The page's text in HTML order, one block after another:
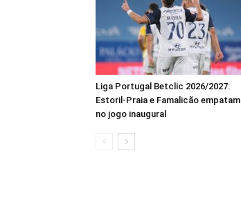
Liga Portugal Betclic 2026/2027:
Estoril-Praia e Famalicão empatam
no jogo inaugural